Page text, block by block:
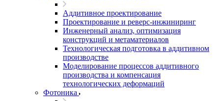
Аддитивное проектирование
Проектирование и реверс-инжиниринг
Инженерный анализ, оптимизация
конструкций и метаматериалов
Технологическая подготовка в аддитивном
производстве
Моделирование процессов аддитивного
производства и компенсация
технологических деформаций
Фотоника